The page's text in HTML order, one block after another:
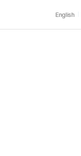
English